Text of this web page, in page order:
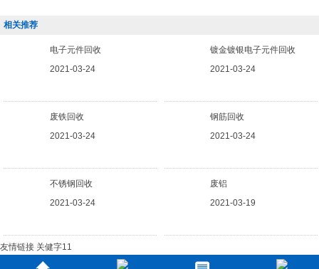
相关推荐
电子元件回收
2021-03-24
镀金镀银电子元件回收
2021-03-24
废铁回收
2021-03-24
钢筋回收
2021-03-24
不锈钢回收
2021-03-24
废铝
2021-03-19
友情链接 关健字11